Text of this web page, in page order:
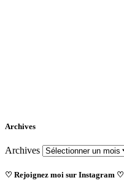
Archives
Archives
♡ Rejoignez moi sur Instagram ♡